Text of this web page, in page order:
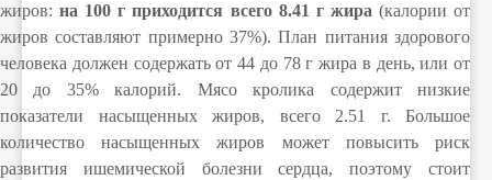
жиров:на 100 г приходится всего 8.41 г жира (калории от
жиров составляют примерно 37%). План питания здорового
человека должен содержать от 44 до 78 г жира в день, или от
20 до 35% калорий. Мясо кролика содержит низкие
показатели насыщенных жиров, всего 2.51 г. Большое
количество насыщенных жиров может повысить риск
развития ишемической болезни сердца, поэтому стоит